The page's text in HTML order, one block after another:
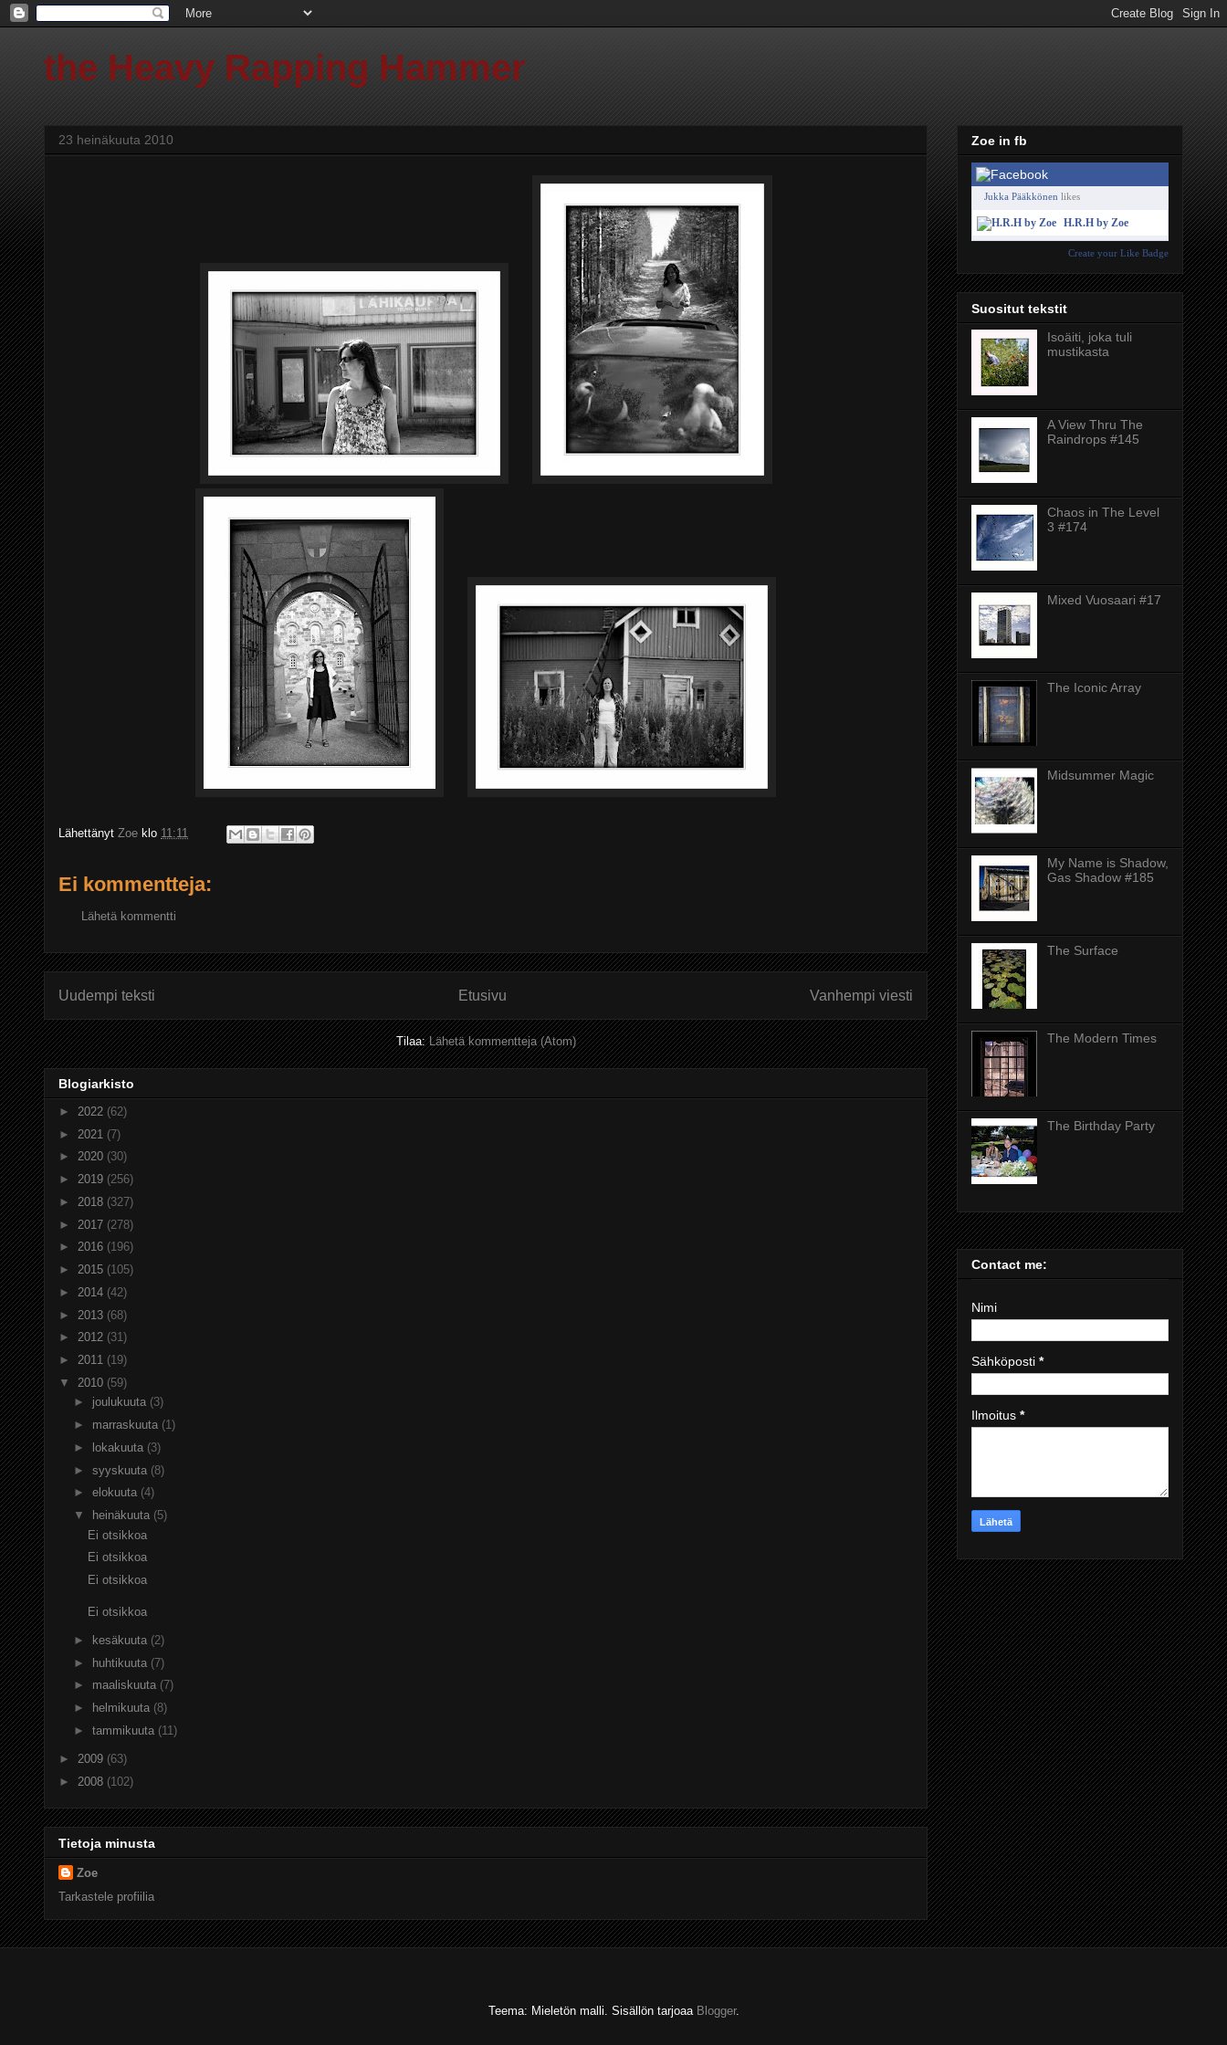
the Heavy Rapping Hammer
23 heinäkuuta 2010
Lähettänyt Zoe klo 11:11
Ei kommentteja:
Lähetä kommentti
Uudempi teksti Vanhempi viesti
Etusivu
Tilaa:Lähetä kommentteja (Atom)
Blogiarkisto
► 2022 (62)
► 2021 (7)
► 2020 (30)
► 2019 (256)
► 2018 (327)
► 2017 (278)
► 2016 (196)
► 2015 (105)
► 2014 (42)
► 2013 (68)
► 2012 (31)
► 2011 (19)
▼ 2010 (59)
► joulukuuta (3)
► marraskuuta (1)
►
lokakuuta (3)
► syyskuuta (8)
► elokuuta (4)
▼
heinäkuuta (5)
Ei otsikkoa
Ei otsikkoa
Ei otsikkoa
Ei otsikkoa
► kesäkuuta (2)
► huhtikuuta (7)
► maaliskuuta (7)
►
helmikuuta (8)
► tammikuuta (11)
► 2009 (63)
► 2008 (102)
Tietoja minusta
Zoe
Tarkastele profiilia
Zoe in fb
Jukka Pääkkönen likes
H.R.H by Zoe
Create your Like Badge
Suositut tekstit
Isoäiti, joka tuli
mustikasta
A View Thru The
Raindrops #145
Chaos in The Level
3 #174
Mixed Vuosaari #17
The Iconic Array
Midsummer Magic
My Name is Shadow,
Gas Shadow #185
The Surface
The Modern Times
The Birthday Party
Contact me:
Nimi
Sähköposti *
Ilmoitus *
Teema: Mieletön malli. Sisällön tarjoaa Blogger.